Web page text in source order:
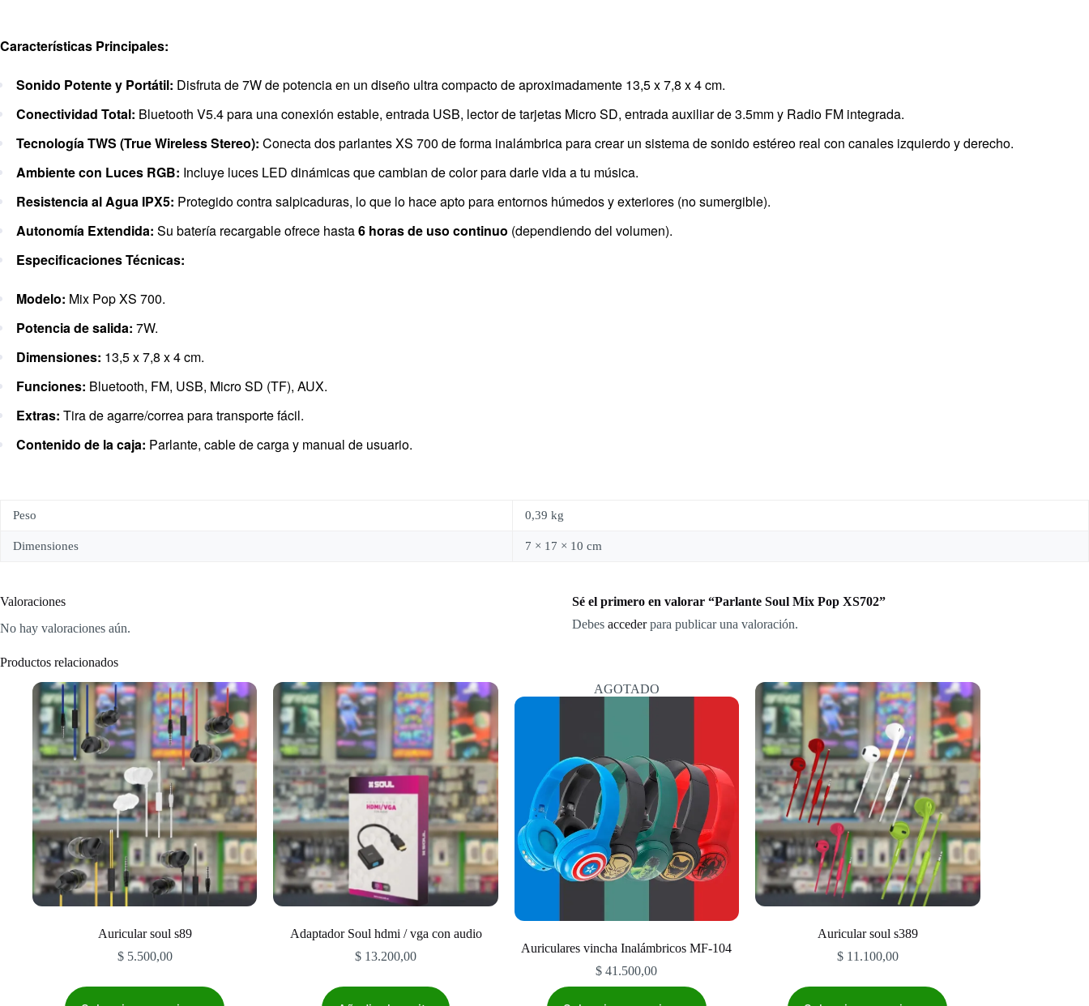
Características Principales:
Sonido Potente y Portátil: Disfruta de 7W de potencia en un diseño ultra compacto de aproximadamente 13,5 x 7,8 x 4 cm.
Conectividad Total: Bluetooth V5.4 para una conexión estable, entrada USB, lector de tarjetas Micro SD, entrada auxiliar de 3.5mm y Radio FM integrada.
Tecnología TWS (True Wireless Stereo): Conecta dos parlantes XS 700 de forma inalámbrica para crear un sistema de sonido estéreo real con canales izquierdo y derecho.
Ambiente con Luces RGB: Incluye luces LED dinámicas que cambian de color para darle vida a tu música.
Resistencia al Agua IPX5: Protegido contra salpicaduras, lo que lo hace apto para entornos húmedos y exteriores (no sumergible).
Autonomía Extendida: Su batería recargable ofrece hasta6 horas de uso continuo (dependiendo del volumen).
Especificaciones Técnicas:
Modelo: Mix Pop XS 700.
Potencia de salida: 7W.
Dimensiones: 13,5 x 7,8 x 4 cm.
Funciones: Bluetooth, FM, USB, Micro SD (TF), AUX.
Extras: Tira de agarre/correa para transporte fácil.
Contenido de la caja: Parlante, cable de carga y manual de usuario.
Peso 0,39 kg
Dimensiones 7 × 17 × 10 cm
Valoraciones
No hay valoraciones aún.
Sé el primero en valorar “Parlante Soul Mix Pop XS702”
Debes accederpara publicar una valoración.
Productos relacionados
Auricular soul s89
$5.500,00
Adaptador Soul hdmi / vga con audio
$ 13.200,00
AGOTADO
Auriculares vincha Inalámbricos MF-104
$ 41.500,00
Auricular soul s389
$11.100,00